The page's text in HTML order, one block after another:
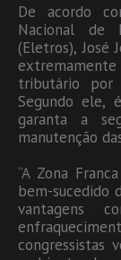
De acordo
Nacional de
(Eletros), José
tributário por
Segundo ele,
garanta a
manutenção
“A Zona
bem-sucedido
vantagens
congressistas